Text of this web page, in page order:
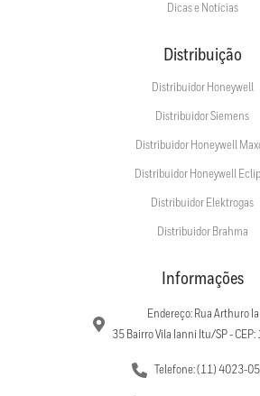
Dicas e Notícias
Distribuição
Distribuidor Honeywell
Distribuidor Siemens
Distribuidor Honeywell
Distribuidor Honeywell
Distribuidor Elektrogas
Distribuidor Brahma
Informações
Endereço: Rua Arthuro
35 Bairro Vila Ianni Itu/SP -
Telefone: (11) 4023-